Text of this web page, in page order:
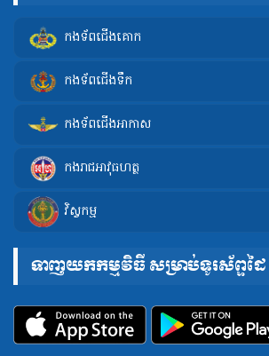
កងទ័ពជើងគោក
កងទ័ពជើងទឹក
កងទ័ពជើងអាកាស
កងរាជអាវុធហត្ថ
វិស្វកម្ម
ទាញយកកម្មវិធី សម្រាប់ទូរស័ព្ទដៃ